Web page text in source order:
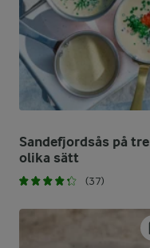
Sandefjordsås på tre
olika sätt
(37)